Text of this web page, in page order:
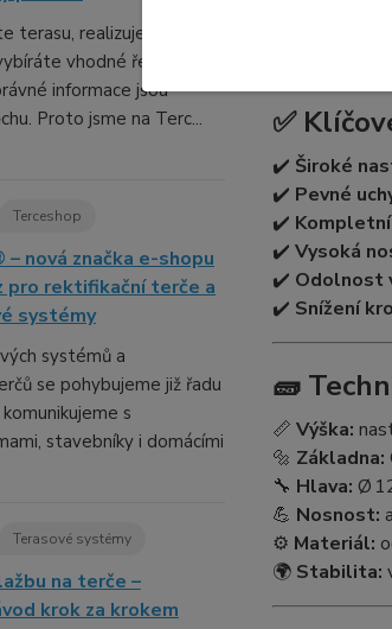
terasu, realizujete
vhodné řešení pro
informace jsou
Proto jsme na Terc...
Terceshop
– nová značka e-shopu
pro rektifikační terče a
systémy
systémů a
se pohybujeme již řadu
s
stavebníky i domácími
Terasové systémy
na terče –
krok za krokem
profil,
✅
✔️ Široké
✔️ Pevné
✔️
✔️ Vysoká
✔️ Odolnost
✔️ Snížení
🧱
📏 Výška:
🔩 Základna:
🔧 Hlava: Ø
💪 Nosnost:
⚙️ Materiál:
🌍 Stabilita: